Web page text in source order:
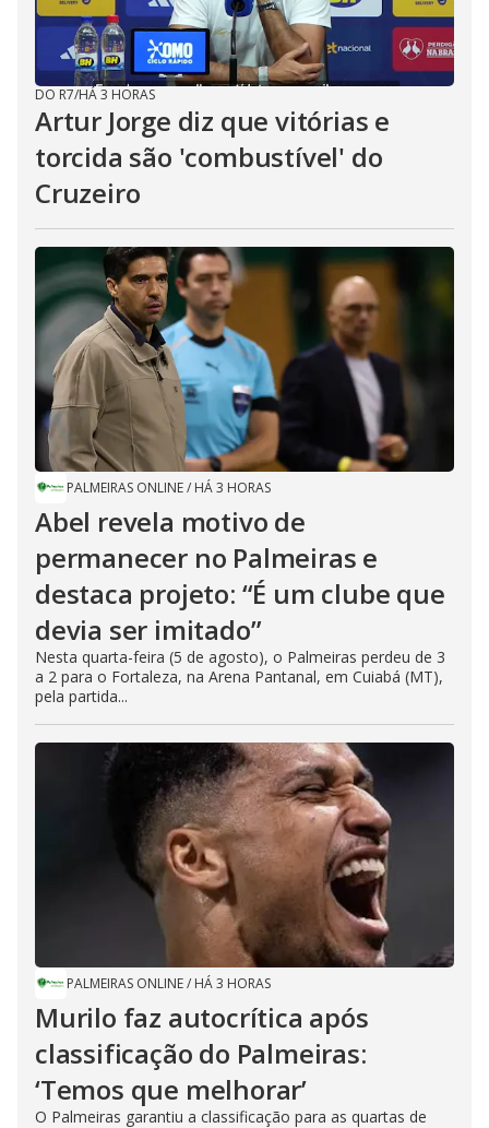
DO R7/HÁ 3 HORAS
Artur Jorge diz que vitórias e
torcida são 'combustível' do
Cruzeiro
PALMEIRAS ONLINE/ HÁ 3 HORAS
Abel revela motivo de
permanecer no Palmeiras e
destaca projeto: “É um clube que
devia ser imitado”
Nesta quarta-feira (5 de agosto), o Palmeiras perdeu de 3
a 2 para o Fortaleza, na Arena Pantanal, em Cuiabá (MT),
pela partida...
PALMEIRAS ONLINE/ HÁ 3 HORAS
Murilo faz autocrítica após
classificação do Palmeiras:
‘Temos que melhorar’
O Palmeiras garantiu a classificação para as quartas de